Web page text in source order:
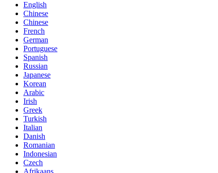
English
Chinese
Chinese
French
German
Portuguese
Spanish
Russian
Japanese
Korean
Arabic
Irish
Greek
Turkish
Italian
Danish
Romanian
Indonesian
Czech